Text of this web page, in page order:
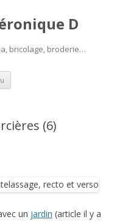
D
bricolage, broderie…
Aller
contenu
(6)
un jardin (article il y a